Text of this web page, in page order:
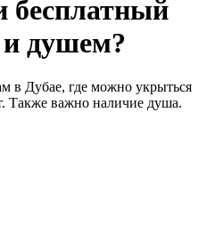
бесплатный
душем?
в Дубае, где можно укрыться
Также важно наличие душа.